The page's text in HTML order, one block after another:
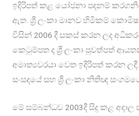
ඉදිරිපත් කළ යෝජනා පදනම්
ඇත. ශ්‍රී ලංකා මානව හිමිකම්
විසින් 2006 දී සකස් කරන ලද
කෙටුම්පත ද ශ්‍රී ලංකා පුවත්පත්
අමාත්‍යවරයා වෙත ඉදිරිපත් කරන ලදී.
සංසදයේ සහ ශ්‍රී ලංකා නිතිඥ
මේ සම්බන්ධව 2003දී සිදු කළ අදාල